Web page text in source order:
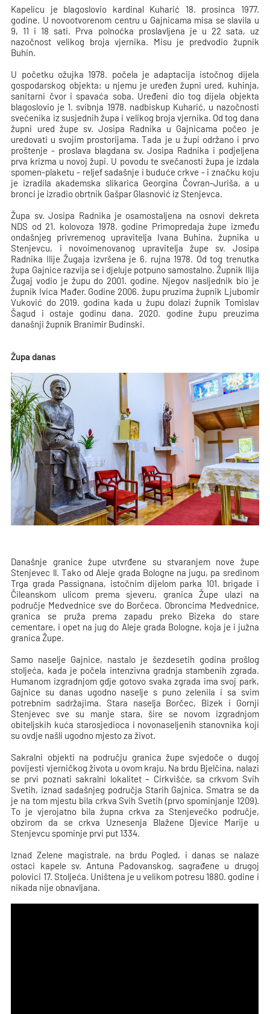
Kapelicu je blagoslovio kardinal Kuharić 18. prosinca 1977.
godine. U novootvorenom centru u Gajnicama misa se slavila u
9, 11 i 18 sati. Prva polnoćka proslavljena je u 22 sata, uz
nazočnost velikog broja vjernika. Misu je predvodio župnik
Buhin.
U početku ožujka 1978. počela je adaptacija istočnog dijela
gospodarskog objekta; u njemu je uređen župni ured, kuhinja,
sanitarni čvor i spavaća soba. Uređeni dio tog dijela objekta
blagoslovio je 1. svibnja 1978. nadbiskup Kuharić, u nazočnosti
svećenika iz susjednih župa i velikog broja vjernika. Od tog dana
župni ured župe sv. Josipa Radnika u Gajnicama počeo je
uredovati u svojim prostorijama. Tada je u župi održano i prvo
proštenje - proslava blagdana sv. Josipa Radnika i podjeljena
prva krizma u novoj župi. U povodu te svečanosti župa je izdala
spomen-plaketu - reljef sadašnje i buduće crkve - i značku koju
je izradila akademska slikarica Georgina Čovran-Juriša, a u
bronci je izradio obrtnik Gašpar Glasnović iz Stenjevca.
Župa sv. Josipa Radnika je osamostaljena na osnovi dekreta
NDS od 21. kolovoza 1978. godine Primopredaja župe između
ondašnjeg privremenog upravitelja Ivana Buhina, župnika u
Stenjevcu, i novoimenovanog upravitelja župe sv. Josipa
Radnika Ilije Žugaja izvršena je 6. rujna 1978. Od tog trenutka
župa Gajnice razvija se i djeluje potpuno samostalno. Župnik Ilija
Žugaj vodio je župu do 2001. godine. Njegov nasljednik bio je
župnik Ivica Mađer. Godine 2006. župu pruzima župnik Ljubomir
Vuković do 2019. godina kada u župu dolazi župnik Tomislav
Šagud i ostaje godinu dana. 2020. godine župu preuzima
današnji župnik Branimir Budinski.
Župa danas
Današnje granice župe utvrđene su stvaranjem nove župe
Stenjevec ll. Tako od Aleje grada Bologne na jugu, pa sredinom
Trga grada Passignana, istočnim dijelom parka 101. brigade i
Čileanskom ulicom prema sjeveru, granica Župe ulazi na
područje Medvednice sve do Borčeca. Obroncima Medvednice,
granica se pruža prema zapadu preko Bizeka do stare
cementare, i opet na jug do Aleje grada Bologne, koja je i južna
granica Župe.
Samo naselje Gajnice, nastalo je šezdesetih godina prošlog
stoljeća, kada je počela intenzivna gradnja stambenih zgrada.
Humanom izgradnjom gdje gotovo svaka zgrada ima svoj park,
Gajnice su danas ugodno naselje s puno zelenila i sa svim
potrebnim sadržajima. Stara naselja Borčec, Bizek i Gornji
Stenjevec sve su manje stara, šire se novom izgradnjom
obiteljskih kuća starosjedioca i novonaseljenih stanovnika koji
su ovdje našli ugodno mjesto za život.
Sakralni objekti na području granica župe svjedoče o dugoj
povijesti vjerničkog života u ovom kraju. Na brdu Bjelčina, nalazi
se prvi poznati sakralni lokalitet – Cirkvišće, sa crkvom Svih
Svetih, iznad sadašnjeg područja Starih Gajnica. Smatra se da
je na tom mjestu bila crkva Svih Svetih (prvo spominjanje 1209).
To je vjerojatno bila župna crkva za Stenjevečko područje,
obzirom da se crkva Uznesenja Blažene Djevice Marije u
Stenjevcu spominje prvi put 1334.
Iznad Zelene magistrale, na brdu Pogled, i danas se nalaze
ostaci kapele sv. Antuna Padovanskog, sagrađene u drugoj
polovici 17. Stoljeća. Uništena je u velikom potresu 1880. godine i
nikada nije obnavljana.